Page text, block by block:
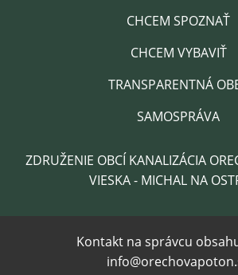
CHCEM SPOZNAŤ
CHCEM VYBAVIŤ
TRANSPARENTNÁ
SAMOSPRÁVA
ZDRUŽENIE OBCÍ KANALIZÁCIA
VIESKA - MICHAL NA
Kontakt na správcu